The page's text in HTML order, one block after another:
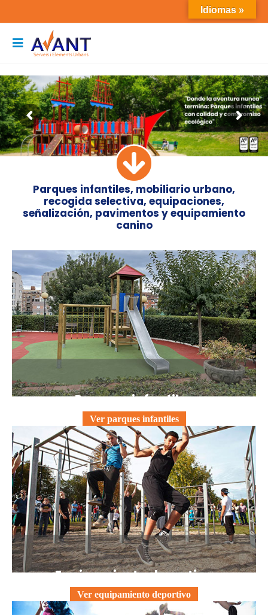
Parques infantiles, mobiliario urbano,
recogida selectiva, equipaciones,
señalización, pavimentos y equipamiento
canino
Parques infantiles
Ver parques infantiles
Equipamiento deportivo
Ver equipamiento deportivo
Idiomas »